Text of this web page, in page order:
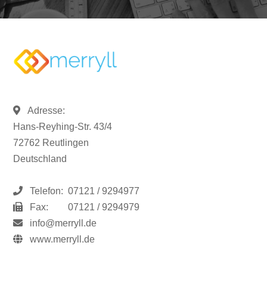
Adresse:
Hans-Reyhing-Str. 43/4
72762 Reutlingen
Deutschland
Telefon: 07121 / 9294977
Fax:
07121 / 9294979
info@merryll.de
www.merryll.de